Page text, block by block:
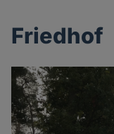
Friedhof